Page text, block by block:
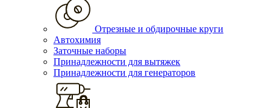
Отрезные и обдирочные круги
Автохимия
Заточные наборы
Принадлежности для вытяжек
Принадлежности для генераторов